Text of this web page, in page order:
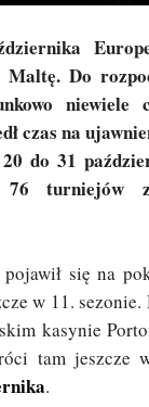
Do
niewiele
czas na
do 31
76 turniejów
pojawił się na
w 11. sezonie.
kasynie
tam
.